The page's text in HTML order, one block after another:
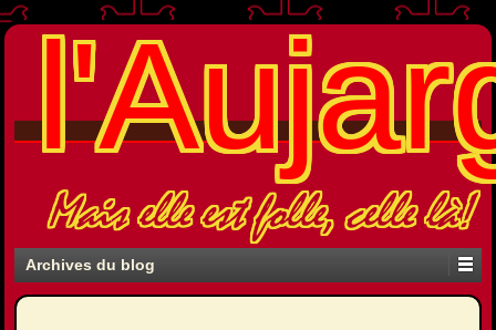
Mais elle est folle, celle là!
Archives du blog